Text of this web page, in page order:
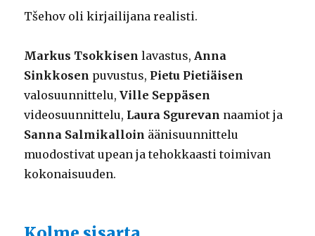
Tšehov oli kirjailijana realisti.
Markus Tsokkisen lavastus, Anna
Sinkkosen puvustus, Pietu Pietiäisen
valosuunnittelu,Ville Seppäsen
videosuunnittelu, Laura Sgurevan naamiot ja
Sanna Salmikalloin äänisuunnittelu
muodostivat upean ja tehokkaasti toimivan
kokonaisuuden.